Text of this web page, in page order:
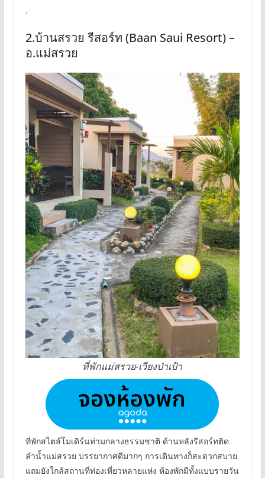
.
2.บ้านสรวย รีสอร์ท (Baan Saui Resort) –
อ.แม่สรวย
ที่พักแม่สรวย-เวียงป่าเป้า
ที่พักสไตล์โมเดิร์นท่ามกลางธรรมชาติ ด้านหลังรีสอร์ทติด
ลำน้ำแม่สรวย บรรยากาศดีมากๆ การเดินทางก็สะดวกสบาย
แถมยังใกล้สถานที่ท่องเที่ยวหลายแห่ง ห้องพักมีทั้งแบบรายวัน